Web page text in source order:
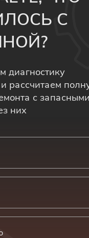
С
диагностику
рассчитаем
с запасными
них